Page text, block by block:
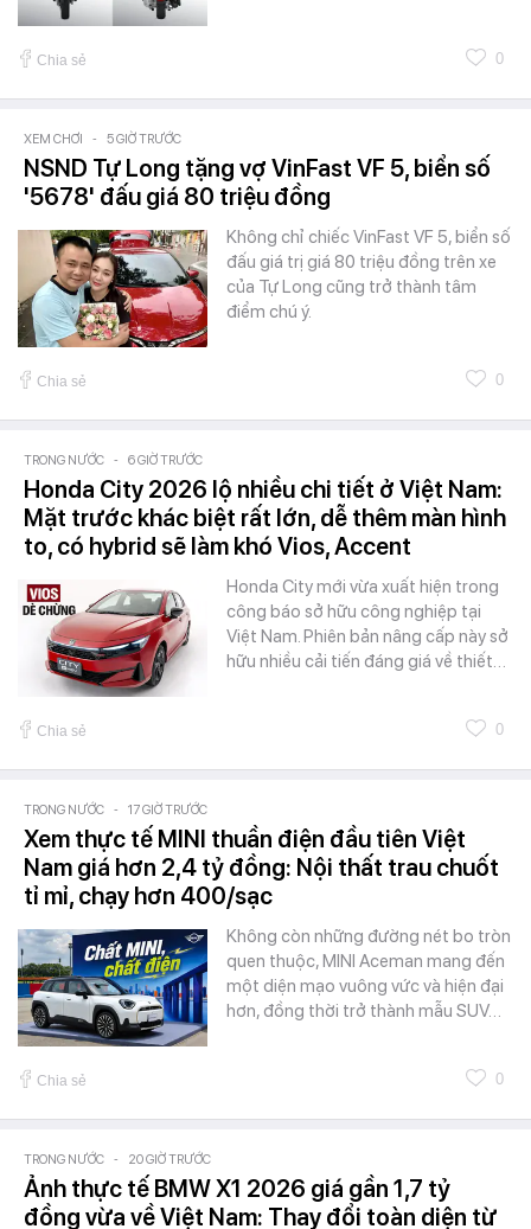
Chia sẻ 0
XEM CHƠI - 5 GIỜ TRƯỚC
NSND Tự Long tặng vợ VinFast VF 5, biển số
'5678' đấu giá 80 triệu đồng
Không chỉ chiếc VinFast VF 5, biển số
đấu giá trị giá 80 triệu đồng trên xe
của Tự Long cũng trở thành tâm
điểm chú ý.
Chia sẻ 0
TRONG NƯỚC - 6 GIỜ TRƯỚC
Honda City 2026 lộ nhiều chi tiết ở Việt Nam:
Mặt trước khác biệt rất lớn, dễ thêm màn hình
to, có hybrid sẽ làm khó Vios, Accent
Honda City mới vừa xuất hiện trong
công báo sở hữu công nghiệp tại
Việt Nam. Phiên bản nâng cấp này sở
hữu nhiều cải tiến đáng giá về thiết…
Chia sẻ 0
TRONG NƯỚC - 17 GIỜ TRƯỚC
Xem thực tế MINI thuần điện đầu tiên Việt
Nam giá hơn 2,4 tỷ đồng: Nội thất trau chuốt
tỉ mỉ, chạy hơn 400/sạc
Không còn những đường nét bo tròn
quen thuộc, MINI Aceman mang đến
một diện mạo vuông vức và hiện đại
hơn, đồng thời trở thành mẫu SUV…
Chia sẻ 0
TRONG NƯỚC - 20 GIỜ TRƯỚC
Ảnh thực tế BMW X1 2026 giá gần 1,7 tỷ
đồng vừa về Việt Nam: Thay đổi toàn diện từ